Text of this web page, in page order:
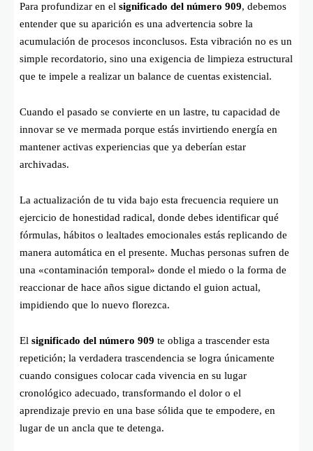
Para profundizar en el significado del número 909, debemos
entender que su aparición es una advertencia sobre la
acumulación de procesos inconclusos. Esta vibración no es un
simple recordatorio, sino una exigencia de limpieza estructural
que te impele a realizar un balance de cuentas existencial.
Cuando el pasado se convierte en un lastre, tu capacidad de
innovar se ve mermada porque estás invirtiendo energía en
mantener activas experiencias que ya deberían estar
archivadas.
La actualización de tu vida bajo esta frecuencia requiere un
ejercicio de honestidad radical, donde debes identificar qué
fórmulas, hábitos o lealtades emocionales estás replicando de
manera automática en el presente. Muchas personas sufren de
una «contaminación temporal» donde el miedo o la forma de
reaccionar de hace años sigue dictando el guion actual,
impidiendo que lo nuevo florezca.
El significado del número 909 te obliga a trascender esta
repetición; la verdadera trascendencia se logra únicamente
cuando consigues colocar cada vivencia en su lugar
cronológico adecuado, transformando el dolor o el
aprendizaje previo en una base sólida que te empodere, en
lugar de un ancla que te detenga.